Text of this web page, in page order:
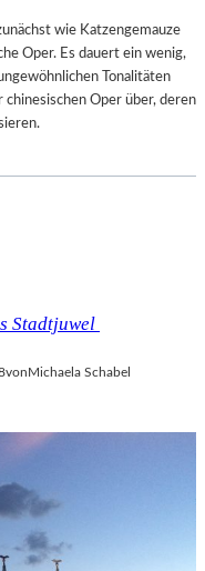
wie Katzengemauze
Oper. Es dauert ein wenig,
Tonalitäten
Oper über, deren
Stadtjuwel
vonMichaela Schabel